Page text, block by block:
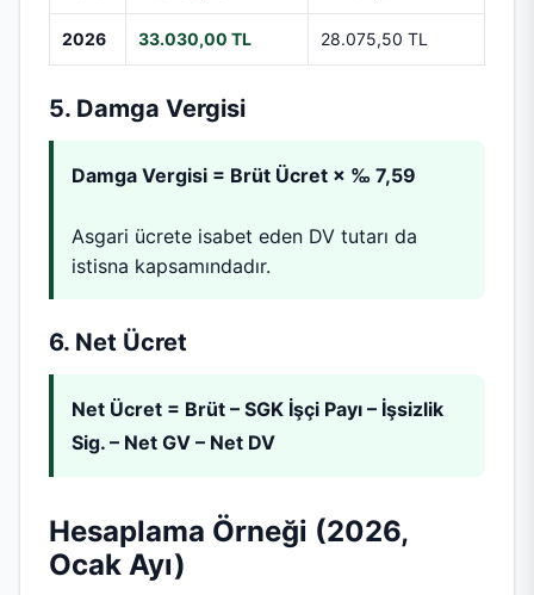
2026 33.030,00 TL 28.075,50 TL
5. Damga Vergisi
Damga Vergisi = Brüt Ücret × ‰ 7,59
Asgari ücrete isabet eden DV tutarı da
istisna kapsamındadır.
6. Net Ücret
Net Ücret = Brüt – SGK İşçi Payı – İşsizlik
Sig. – Net GV – Net DV
Hesaplama Örneği (2026,
Ocak Ayı)